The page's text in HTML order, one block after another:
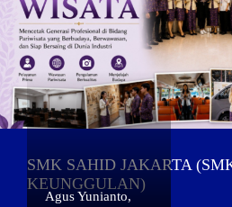
SMK SAHID JAKARTA
KEUNGGULAN)
Agus Yunianto,